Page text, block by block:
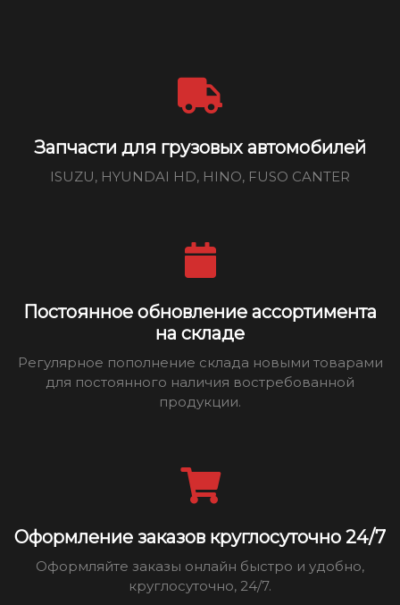
Запчасти для грузовых автомобилей
ISUZU, HYUNDAI HD, HINO, FUSO CANTER
Постоянное обновление ассортимента
на складе
Регулярное пополнение склада новыми товарами
для постоянного наличия востребованной
продукции.
Оформление заказов круглосуточно 24/7
Оформляйте заказы онлайн быстро и удобно,
круглосуточно, 24/7.